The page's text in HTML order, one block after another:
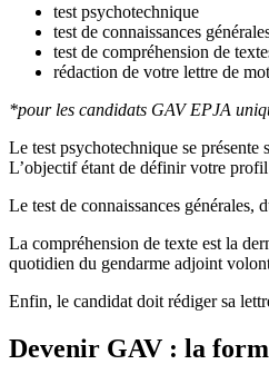
test psychotechnique
test de connaissances
test de compréhension de
rédaction de votre lettre de
*pour les candidats GAV EPJA
Le test psychotechnique se présente
L’objectif étant de définir votre
Le test de connaissances
La compréhension de texte est la
quotidien du gendarme adjoint
Enfin, le candidat doit rédiger sa
Devenir GAV : la